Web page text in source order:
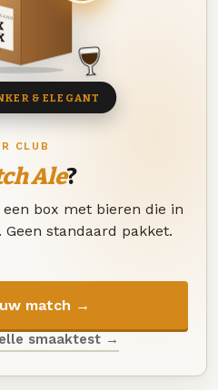
CLUB
Ale?
box met bieren die in
standaard pakket.
match →
smaaktest →
& ELEGANT